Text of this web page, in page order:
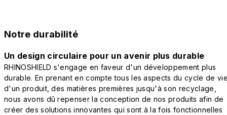
Notre durabilité
Un design circulaire pour un avenir plus durable
RHINOSHIELD s'engage en faveur d'un développement plus
durable. En prenant en compte tous les aspects du cycle de
d'un produit, des matières premières jusqu'à son recyclage,
nous avons dû repenser la conception de nos produits afin de
créer des solutions innovantes qui sont à la fois fonctionnelles